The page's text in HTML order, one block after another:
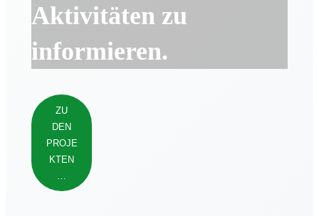
Aktivitäten zu
informieren.
ZU
DEN
PROJE
KTEN